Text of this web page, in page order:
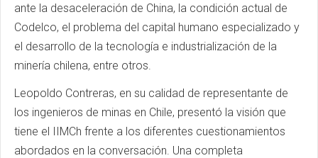
ante la desaceleración de China, la condición actual de
Codelco, el problema del capital humano especializado y
el desarrollo de la tecnología e industrialización de la
minería chilena, entre otros.
Leopoldo Contreras, en su calidad de representante de
los ingenieros de minas en Chile, presentó la visión que
tiene el IIMCh frente a los diferentes cuestionamientos
abordados en la conversación. Una completa